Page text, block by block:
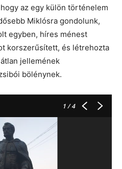
az egy külön történelem
Miklósra gondolunk,
egyben, híres ménest
korszerűsített, és létrehozta
jellemének
bölénynek.
1/ 4